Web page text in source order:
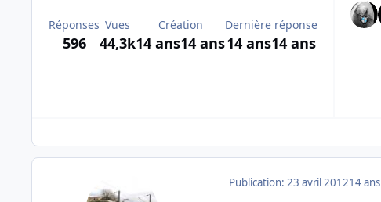
Réponses
596
Vues
44,3k
Création
14 ans14 ans
Dernière réponse
14 ans14 ans
Publication: 23 avril 201214 ans